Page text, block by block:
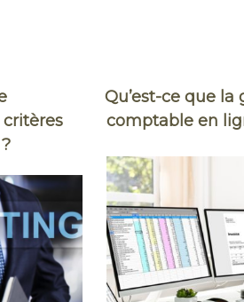
Qu’est-ce que la
comptable en